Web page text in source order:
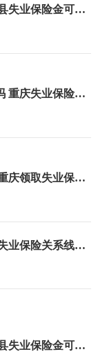
2023云阳县失业保险金发放标准 重庆云阳县失业保险金可以领多长时间
2023重庆自己交社保可以申领失业保险金吗 重庆失业保险金的领取条件
2023重庆领取失业保险金有没有附加条件 重庆领取失业保险金的期限
2023重庆失业保险关系线上转移指南 重庆失业保险关系线上怎么转移
2023秀山县失业保险金发放标准 重庆秀山县失业保险金可以领多长时间